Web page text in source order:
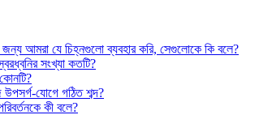
জন্য আমরা যে চিহ্নগুলো ব্যবহার করি, সেগুলোকে কি বলে?
সংখ্যা কতটি?
উপসর্গ-যোগে গঠিত শব্দ?
কী বলে?